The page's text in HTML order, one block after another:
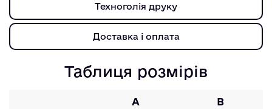
Техноголія друку
Доставка і оплата
Таблиця розмірів
A B